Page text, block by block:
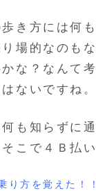
き方には何
場的なのも
な？なんて
ないですね。
も知らずに
こで ４Ｂ払
り方を覚えた！！